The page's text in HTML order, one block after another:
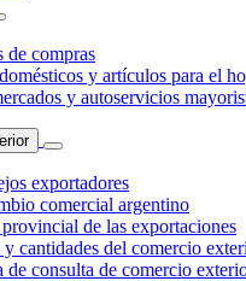
de compras
y artículos para el
y autoservicios
exportadores
comercial argentino
de las exportaciones
y cantidades del comercio
de consulta de comercio